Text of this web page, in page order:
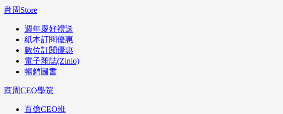
商周Store
週年慶好禮送
紙本訂閱優惠
數位訂閱優惠
電子雜誌(Zinio)
暢銷圖書
商周CEO學院
百億CEO班